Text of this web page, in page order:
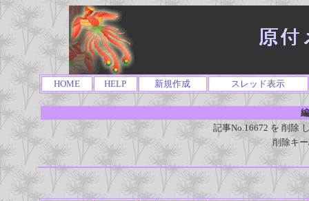
HOME HELP 新規作成 スレッド表示
記事No.16672 を 削除
削除キ